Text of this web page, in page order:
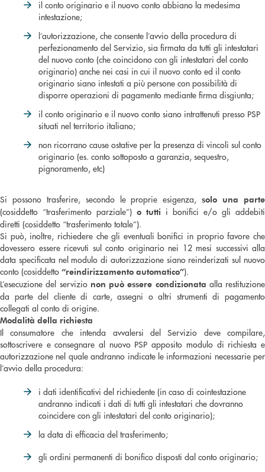
il conto originario e il nuovo conto abbiano la medesima
intestazione;
l’autorizzazione, che consente l’avvio della procedura di
perfezionamento del Servizio, sia firmata da tutti gli intestatari
del nuovo conto (che coincidono con gli intestatari del conto
originario) anche nei casi in cui il nuovo conto ed il conto
originario siano intestati a più persone con possibilità di
disporre operazioni di pagamento mediante firma disgiunta;
il conto originario e il nuovo conto siano intrattenuti presso PSP
situati nel territorio italiano;
non ricorrano cause ostative per la presenza di vincoli sul conto
originario (es. conto sottoposto a garanzia, sequestro,
pignoramento, etc)
Si possono trasferire, secondo le proprie esigenza,solo una parte
(cosiddetto “trasferimento parziale”) o tutti i bonifici e/o gli addebiti
diretti (cosiddetto “trasferimento totale”).
Si può, inoltre, richiedere che gli eventuali bonifici in proprio favore che
dovessero essere ricevuti sul conto originario nei 12 mesi successivi alla
data specificata nel modulo di autorizzazione siano reinderizati sul nuovo
conto (cosiddetto “reindirizzamento automatico”).
L’esecuzione del servizio non può essere condizionata alla restituzione
da parte del cliente di carte, assegni o altri strumenti di pagamento
collegati al conto di origine.
Modalità della richiesta
Il consumatore che intenda avvalersi del Servizio deve compilare,
sottoscrivere e consegnare al nuovo PSP apposito modulo di richiesta e
autorizzazione nel quale andranno indicate le informazioni necessarie per
l’avvio della procedura:
i dati identificativi del richiedente (in caso di cointestazione
andranno indicati i dati di tutti gli intestatari che dovranno
coincidere con gli intestatari del conto originario);
la data di efficacia del trasferimento;
gli ordini permanenti di bonifico disposti dal conto originario;